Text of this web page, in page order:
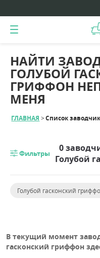
ГЛАВНАЯ Список
НАЙТИ
ГОЛУБОЙ
ГРИФФОН
МЕНЯ
Фильтры
0
Голубой
Голубой гасконский
В текущий момент
гасконский гриффон